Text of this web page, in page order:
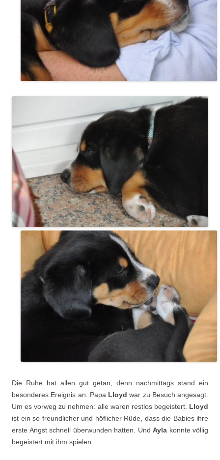
Die Ruhe hat allen gut getan, denn nachmittags stand ein
besonderes Ereignis an: Papa Lloyd war zu Besuch angesagt.
Um es vorweg zu nehmen: alle waren restlos begeistert. Lloyd
ist ein so freundlicher und höflicher Rüde, dass die Babies ihre
erste Angst schnell überwunden hatten. Und Ayla konnte völlig
begeistert mit ihm spielen.